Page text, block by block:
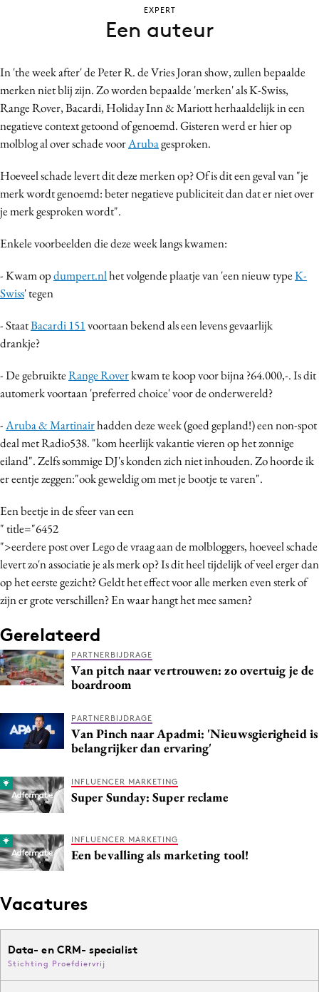
Contentmarketing
Craft
Customer Experience
Data & Insights
Digital transformation
Diversiteit
Gedragsverandering
Influencer marketing
Interne communicatie
Media
PR
Programmatic
Purpose Marketing
Reputatie & crisis
In 'the week after' de Peter R. de Vries Joran show, zullen bepaalde
merken niet blij zijn. Zo worden bepaalde 'merken' als K-Swiss,
Range Rover, Bacardi, Holiday Inn & Mariott herhaaldelijk in een
negatieve context getoond of genoemd. Gisteren werd er hier op
molblog al over schade voorArubagesproken.
Hoeveel schade levert dit deze merken op? Of is dit een geval van "je
merk wordt genoemd: beter negatieve publiciteit dan dat er niet over
je merk gesproken wordt".
Enkele voorbeelden die deze week langs kwamen:
- Kwam opdumpert.nlhet volgende plaatje van 'een nieuw typeK-
Swiss' tegen
- StaatBacardi 151voortaan bekend als een levens gevaarlijk
drankje?
- De gebruikteRange Roverkwam te koop voor bijna ?64.000,-. Is dit
automerk voortaan 'preferred choice' voor de onderwereld?
-Aruba & Martinairhadden deze week (goed gepland!) een non-spot
deal met Radio538. "kom heerlijk vakantie vieren op het zonnige
eiland". Zelfs sommige DJ's konden zich niet inhouden. Zo hoorde ik
er eentje zeggen:"ook geweldig om met je bootje te varen".
Een beetje in de sfeer van een
" title="6452
">eerdere post over Lego de vraag aan de molbloggers, hoeveel schade
levert zo'n associatie je als merk op? Is dit heel tijdelijk of veel erger dan
op het eerste gezicht? Geldt het effect voor alle merken even sterk of
zijn er grote verschillen? En waar hangt het mee samen?
Gerelateerd
PARTNERBIJDRAGE
Van pitch naar vertrouwen: zo overtuig je de
boardroom
PARTNERBIJDRAGE
Van Pinch naar Apadmi: 'Nieuwsgierigheid is
belangrijker dan ervaring'
INFLUENCER MARKETING
Super Sunday: Super reclame
INFLUENCER MARKETING
Een bevalling als marketing tool!
Vacatures
Data- en CRM- specialist
Stichting Proefdiervrij
EXPERT
Een auteur